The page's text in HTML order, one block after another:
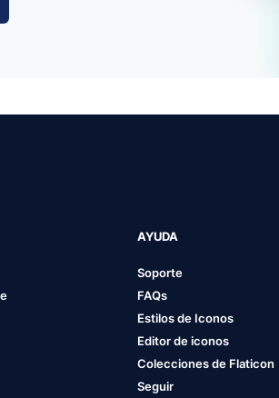
AYUDA
Soporte
FAQs
Estilos de Iconos
Editor de iconos
Colecciones de Flaticon
Seguir